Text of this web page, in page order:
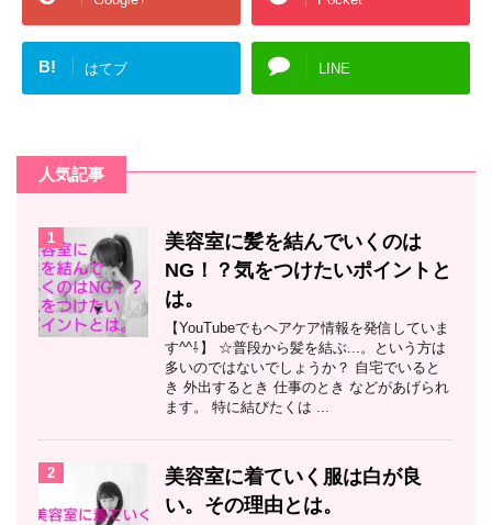
B! はてブ LINE
人気記事
1
美容室に髪を結んでいくのは
NG！？気をつけたいポイントと
は。
【YouTubeでもヘアケア情報を発信していま
す^^⇩】 ☆普段から髪を結ぶ...。という方は
多いのではないでしょうか？ 自宅でいると
き 外出するとき 仕事のとき などがあげられ
ます。 特に結びたくは ...
2
美容室に着ていく服は白が良
い。その理由とは。